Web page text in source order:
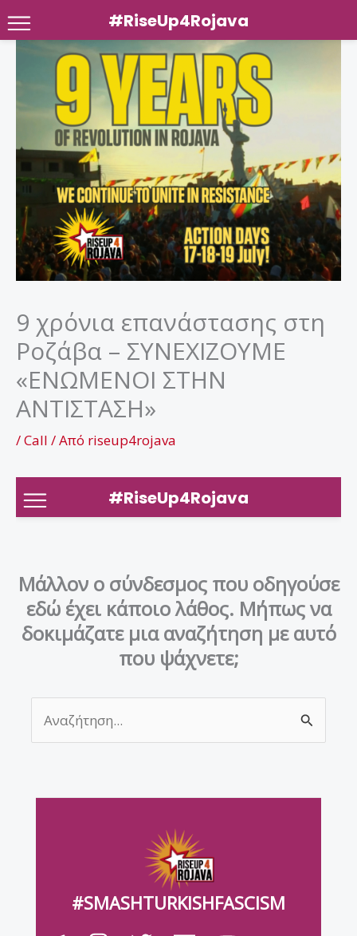
Μετάβαση
περιεχόμενο
9 χρόνια επανάστασης στη
Ροζάβα – ΣΥΝΕΧΙΖΟΥΜΕ
«ΕΝΩΜΕΝΟΙ ΣΤΗΝ
ΑΝΤΙΣΤΑΣΗ»
/Call / Από riseup4rojava
#RiseUp4Rojava